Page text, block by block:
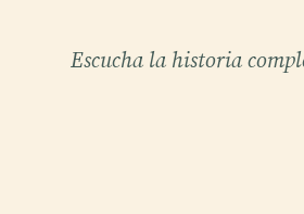
Escucha la historia